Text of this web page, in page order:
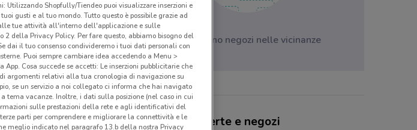
Non ci sono negozi nelle vicinanze
Lidl Viaggi, offerte e negozi
Utilizzando Shopfully/Tiendeo puoi visualizzare inserzioni e
gusti e al tuo mondo. Tutto questo è possibile grazie ad
tue attività all'interno dell'applicazione e sulle
della Privacy Policy. Per fare questo, abbiamo bisogno del
dai il tuo consenso condivideremo i tuoi dati personali con
Puoi sempre cambiare idea accedendo a Menu >
Cosa succede se accetti: Le inserzioni pubblicitarie che
argomenti relativi alla tua cronologia di navigazione su
se un servizio a noi collegato ci informa che hai navigato
tema vacanze. Inoltre, i dati sulla posizione (nel caso in cui
sulle prestazioni della rete e agli identificativi del
parti per comprendere e migliorare la connettività e le
meglio indicato nel paragrafo 13.b della nostra Privacy